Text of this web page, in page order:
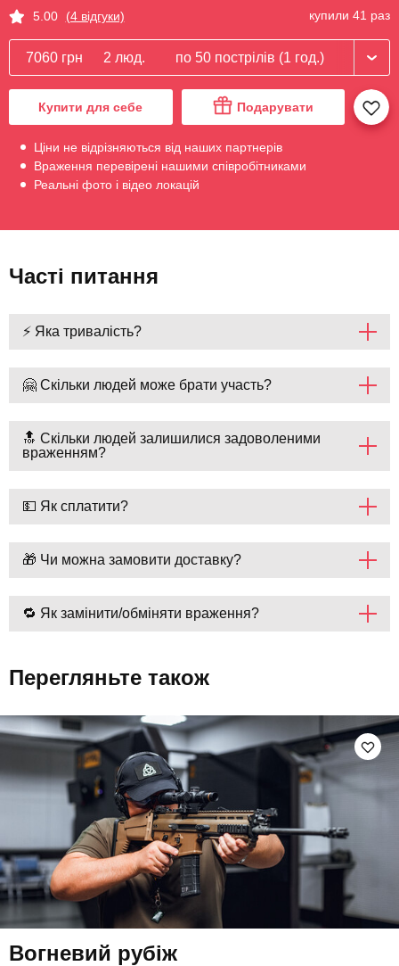
5.00 (4 відгуки) купили 41 раз
7060 грн 2 люд. по 50 пострілів (1 год.)
Купити для себе Подарувати
Ціни не відрізняються від наших партнерів
Враження перевірені нашими співробітниками
Реальні фото і відео локацій
Часті питання
⚡ Яка тривалість?
🤗 Скільки людей може брати участь?
🔝 Скільки людей залишилися задоволеними
враженням?
💵 Як сплатити?
🎁 Чи можна замовити доставку?
🔁 Як замінити/обміняти враження?
Перегляньте також
Вогневий рубіж